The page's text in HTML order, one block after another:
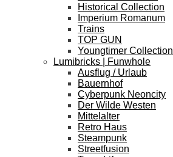
Historical Collection
Imperium Romanum
Trains
TOP GUN
Youngtimer Collection
Lumibricks | Funwhole
Ausflug / Urlaub
Bauernhof
Cyberpunk Neoncity
Der Wilde Westen
Mittelalter
Retro Haus
Steampunk
Streetfusion